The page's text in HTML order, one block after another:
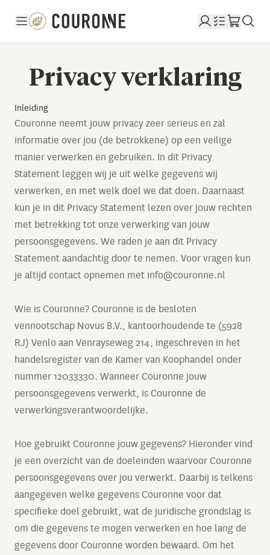
Couronne NL
Privacy verklaring
Inleiding
Couronne neemt jouw privacy zeer serieus en zal
informatie over jou (de betrokkene) op een veilige
manier verwerken en gebruiken. In dit Privacy
Statement leggen wij je uit welke gegevens wij
verwerken, en met welk doel we dat doen. Daarnaast
kun je in dit Privacy Statement lezen over jouw rechten
met betrekking tot onze verwerking van jouw
persoonsgegevens. We raden je aan dit Privacy
Statement aandachtig door te nemen. Voor vragen kun
je altijd contact opnemen met info@couronne.nl
Wie is Couronne? Couronne is de besloten
vennootschap Novus B.V., kantoorhoudende te (5928
RJ) Venlo aan Venrayseweg 214, ingeschreven in het
handelsregister van de Kamer van Koophandel onder
nummer 12033330. Wanneer Couronne jouw
persoonsgegevens verwerkt, is Couronne de
verwerkingsverantwoordelijke.
Hoe gebruikt Couronne jouw gegevens? Hieronder vind
je een overzicht van de doeleinden waarvoor Couronne
persoonsgegevens over jou verwerkt. Daarbij is telkens
aangegeven welke gegevens Couronne voor dat
specifieke doel gebruikt, wat de juridische grondslag is
om die gegevens te mogen verwerken en hoe lang de
gegevens door Couronne worden bewaard. Om het